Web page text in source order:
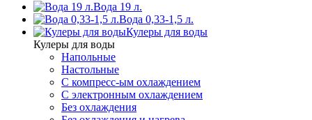
Вода 19 л.
Вода 0,33-1,5 л.
Кулеры для воды
Кулеры для воды
Напольные
Настольные
С компресс-ым охлаждением
С электронным охлаждением
Без охлаждения